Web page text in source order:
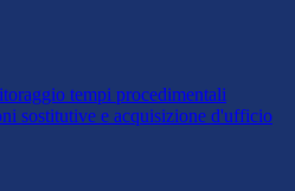
tempi procedimentali
sostitutive e acquisizione d'ufficio